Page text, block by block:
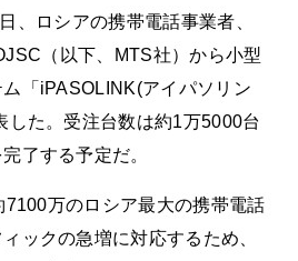
、ロシアの携帯電話事業者、
（以下、MTS社）から小型
「iPASOLINK(アイパソリン
した。受注台数は約1万5000台
了する予定だ。
7100万のロシア最大の携帯電話
ックの急増に対応するため、